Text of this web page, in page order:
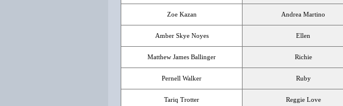
Zoe Kazan Andrea Martino
Amber Skye Noyes Ellen
Matthew James Ballinger Richie
Pernell Walker Ruby
Tariq Trotter Reggie Love